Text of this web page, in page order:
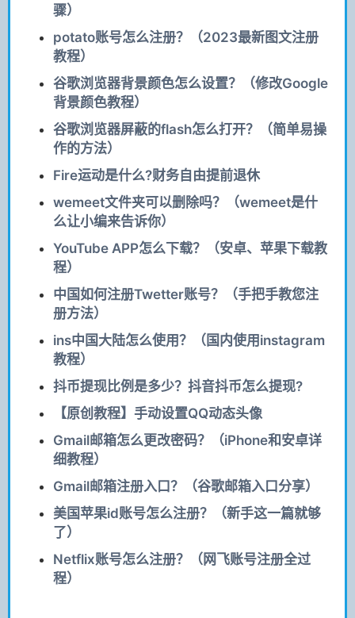
骤）
potato账号怎么注册？（2023最新图文注册
教程）
谷歌浏览器背景颜色怎么设置？（修改Google
背景颜色教程）
谷歌浏览器屏蔽的flash怎么打开？（简单易操
作的方法）
Fire运动是什么?财务自由提前退休
wemeet文件夹可以删除吗？（wemeet是什
么让小编来告诉你）
YouTube APP怎么下载？（安卓、苹果下载教
程）
中国如何注册Twetter账号？（手把手教您注
册方法）
ins中国大陆怎么使用？（国内使用instagram
教程）
抖币提现比例是多少？抖音抖币怎么提现?
【原创教程】手动设置QQ动态头像
Gmail邮箱怎么更改密码？（iPhone和安卓详
细教程）
Gmail邮箱注册入口？（谷歌邮箱入口分享）
美国苹果id账号怎么注册？（新手这一篇就够
了）
Netflix账号怎么注册？（网飞账号注册全过
程）